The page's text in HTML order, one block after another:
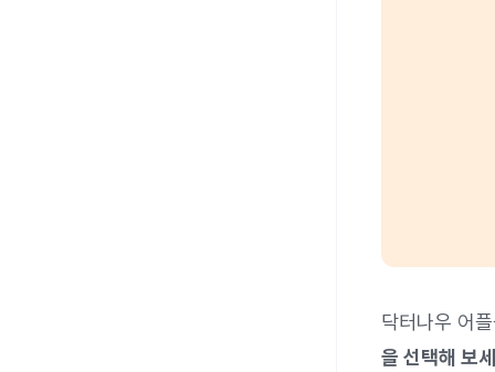
닥터나우 어
을 선택해 보